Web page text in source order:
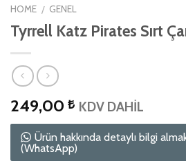
HOME / GENEL
Tyrrell Katz Pirates Sırt
249,00 ₺ KDV DAHİL
Ürün hakkında detaylı bilgi
(WhatsApp)